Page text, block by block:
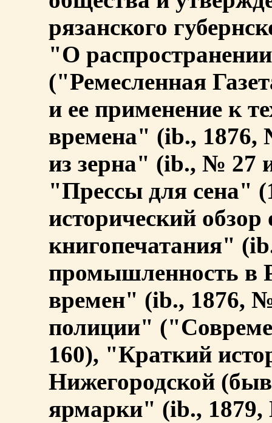
рязанского
"О
("Ремесленная
и ее применение к
времена" (ib., 1876,
из зерна" (ib., № 27
"Прессы для сена"
исторический обзор
книгопечатания"
промышленность в
времен" (ib., 1876,
полиции"
160), "Краткий
Нижегородской
ярмарки" (ib.,